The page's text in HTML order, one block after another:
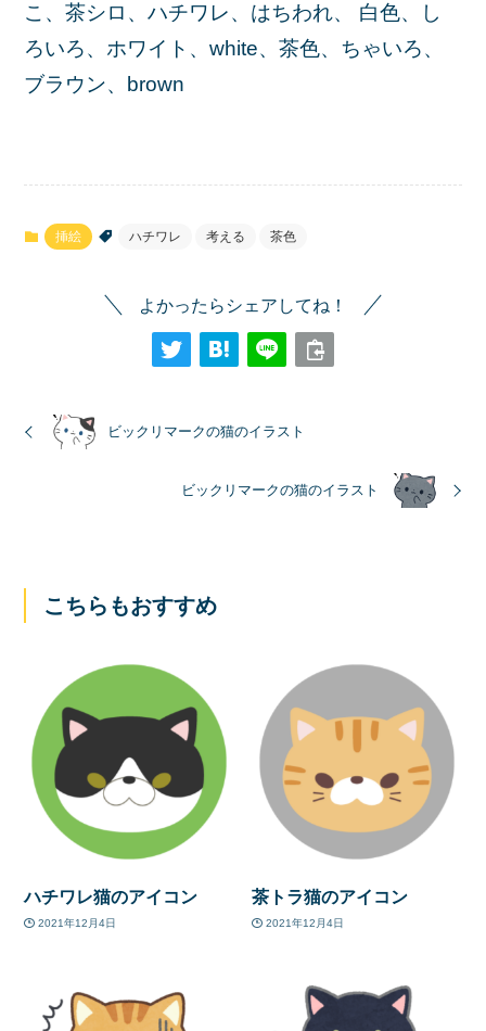
こ、茶シロ、ハチワレ、はちわれ、 白色、し
ろいろ、ホワイト、white、茶色、ちゃいろ、
ブラウン、brown
挿絵 ハチワレ 考える 茶色
よかったらシェアしてね！
ビックリマークの猫のイラスト
ビックリマークの猫のイラスト
こちらもおすすめ
ハチワレ猫のアイコン
2021年12月4日
茶トラ猫のアイコン
2021年12月4日